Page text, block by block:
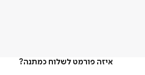
איזה פורמט לשלוח כמתנה?